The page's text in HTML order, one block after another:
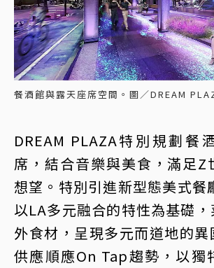
餐酒館與露天座席空間。圖／DREAM
DREAM PLAZA特別規劃餐
席，結合音樂與美食，滿足Z
想望。特別引進新型態美式餐
以LA多元融合的特性為基礎
外食材，呈現多元而道地的
供應順應On Tap趨勢，以獨